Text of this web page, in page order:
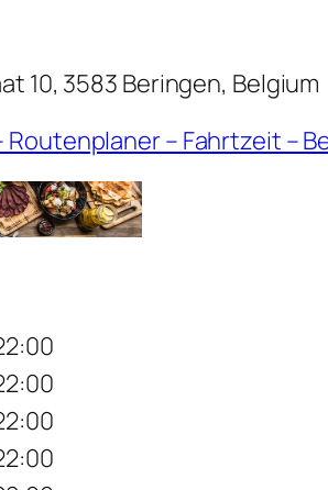
10, 3583 Beringen, Belgium
– Fahrtzeit –